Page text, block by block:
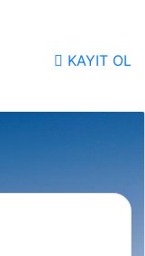
KAYIT OL